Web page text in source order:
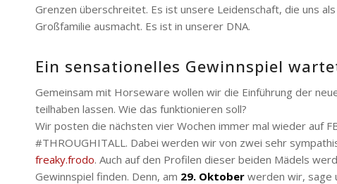
Grenzen überschreitet. Es ist unsere Leidenschaft, die uns
Großfamilie ausmacht. Es ist in unserer DNA.
Ein sensationelles Gewinnspiel
Gemeinsam mit Horseware wollen wir die Einführung der
teilhaben lassen. Wie das funktionieren soll?
Wir posten die nächsten vier Wochen immer mal wieder auf
#THROUGHITALL. Dabei werden wir von zwei sehr
freaky.frodo. Auch auf den Profilen dieser beiden Mädels
Gewinnspiel finden. Denn, am 29. Oktober werden wir, sage